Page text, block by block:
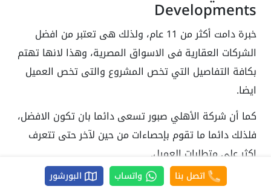
Developments
خبرة دامت أكثر من 11 عام، ولذلك هى تعتبر من افضل
الشركات العقارية فى الاسواق المصرية، وهذا لانها تهتم
بكافة التفاصيل التي تخص المشروع والتى تخص العميل
ايضا.
كما أن شركة الأهلي صبور تسعى دائما بان تكون الافضل،
فلذلك دائما ما تقوم بإحصاءات من حين لآخر حتى تتعرف
اكثر على متطلبات العميل.
وبالاضافة لذلك تعاقدت الشركة مع أكبر الشركات فى مجال
اتصل بنا واتساب البورشور